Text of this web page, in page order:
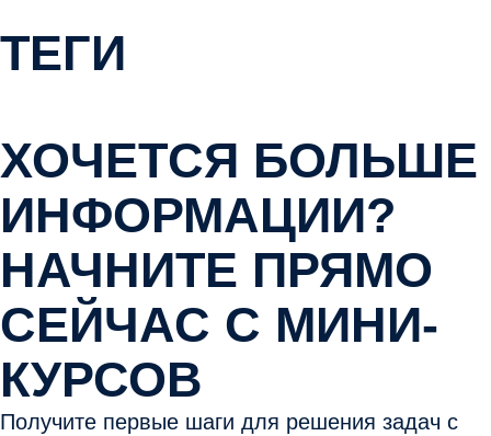
ТЕГИ
ХОЧЕТСЯ БОЛЬШЕ
ИНФОРМАЦИИ?
НАЧНИТЕ ПРЯМО
СЕЙЧАС С МИНИ-
КУРСОВ
Получите первые шаги для решения задач с